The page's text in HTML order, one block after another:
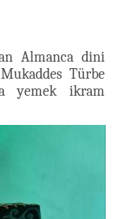
Almanca dini
Türbe
yemek ikram